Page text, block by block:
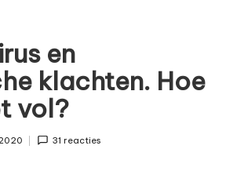
en
klachten. Hoe
vol?
31 reacties